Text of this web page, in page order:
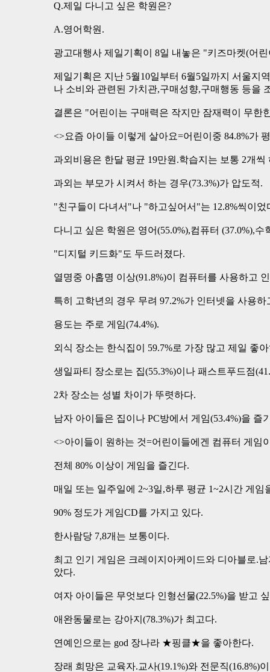
Q.제일 다니고 싶은 학원은?
A.영어학원.
광고대행사 제일기획이 8일 내놓은 "키즈마켓(어
제일기획은 지난 5월10일부터 6월5일까지 서울지
나 소비와 관련된 가치관,구매성향,구매행동 등을
결론은 "어린이는 구매력은 작지만 잠재력이 무한
<>요즘 아이들 이렇게 살아요=어린이중 84.8%가
과외비용은 한달 평균 19만원.학습지는 보통 2개씩
과외는 부모가 시켜서 하는 경우(73.3%)가 압도적.
"친구들이 다녀서"나 "하고싶어서"는 12.8%씩이었
다니고 싶은 학원은 영어(55.0%),컴퓨터 (37.0%),수
"디지털 키드화"도 두드러졌다.
열명중 아홉명 이상(91.8%)이 컴퓨터를 사용하고
특히 고학년의 경우 무려 97.2%가 인터넷을 사용하
용도는 주로 게임(74.4%).
외식 장소는 한식집이 59.7%로 가장 많고 제일 좋
생일파티 장소로는 집(55.3%)이나 패스트푸드점
2차 장소는 성별 차이가 뚜렷하다.
남자 아이들은 집이나 PC방에서 게임(53.4%)을 즐
<>아이들이 원하는 것=어린이들에겐 컴퓨터 게임
전체 80% 이상이 게임을 즐긴다.
매일 또는 일주일에 2~3일,하루 평균 1~2시간 게
90% 정도가 게임CD를 가지고 있다.
한사람당 7,8개는 보통이다.
최고 인기 게임은 크레이지아케이드와 디아블로.
았다.
여자 아이들은 무엇보다 인형선물(22.5%)을 받고
애완동물로는 강아지(78.3%)가 최고다.
연예인으로는 god 장나라 ★핑클★을 좋아한다.
장래 희망은 교육자.교사(19.1%)와 전문직(16.8%)